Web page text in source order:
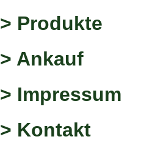
> Produkte
> Ankauf
> Impressum
> Kontakt